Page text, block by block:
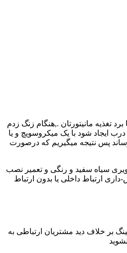
تغذیه مانیتورتان .,هنگام زنگ زدم
ایجاد شود با یک میکروسویچ و یا
پس نتیجه میگیریم که درصورت
سیاه سفید و رنگی و تعمیر نصب
ارتباط داخلی یا بدون ارتباط
بر خلاف دید مشتریان ارتباطی به